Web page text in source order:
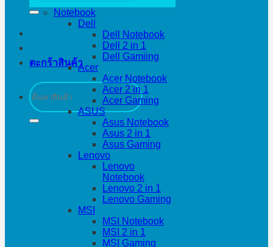
ตะกร้าสินค้า
ค้นหา:
Notebook
Dell
Dell Notebook
Dell 2 in 1
Dell Gamiing
Acer
Acer Notebook
Acer 2 in 1
Acer Gaming
ASUS
Asus Notebook
Asus 2 in 1
Asus Gaming
Lenovo
Lenovo
Notebook
Lenovo 2 in 1
Lenovo Gaming
MSI
MSI Notebook
MSI 2 in 1
MSI Gaming